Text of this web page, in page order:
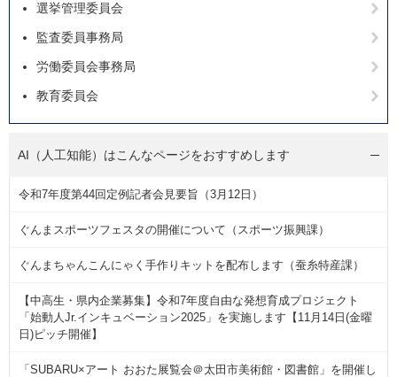
選挙管理委員会
監査委員事務局
労働委員会事務局
教育委員会
AI（人工知能）はこんなページをおすすめします
令和7年度第44回定例記者会見要旨（3月12日）
ぐんまスポーツフェスタの開催について（スポーツ振興課）
ぐんまちゃんこんにゃく手作りキットを配布します（蚕糸特産課）
【中高生・県内企業募集】令和7年度自由な発想育成プロジェクト
「始動人Jr.インキュベーション2025」を実施します【11月14日(金曜
日)ピッチ開催】
「SUBARU×アート おおた展覧会＠太田市美術館・図書館」を開催し